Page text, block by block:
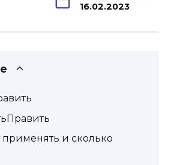
16.02.2023
применять и сколько